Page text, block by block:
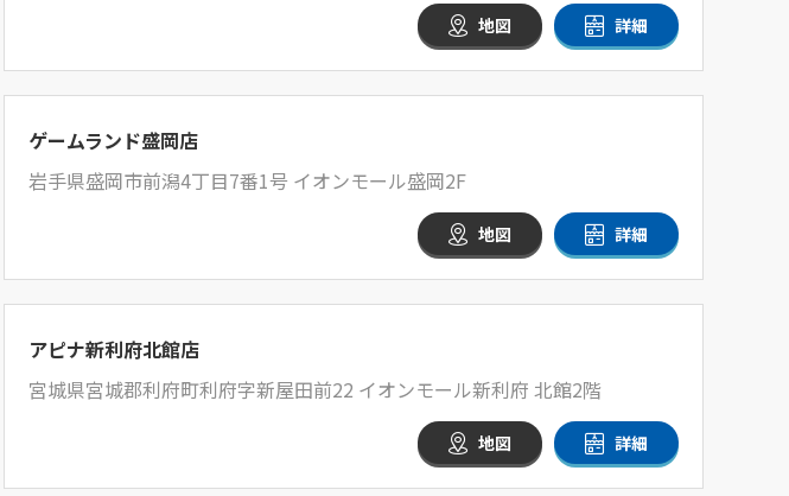
地図 詳細
ゲームランド盛岡店
岩手県盛岡市前潟4丁目7番1号 イオンモール盛岡2F
地図 詳細
アピナ新利府北館店
宮城県宮城郡利府町利府字新屋田前22 イオンモール新利府 北館2階
地図 詳細